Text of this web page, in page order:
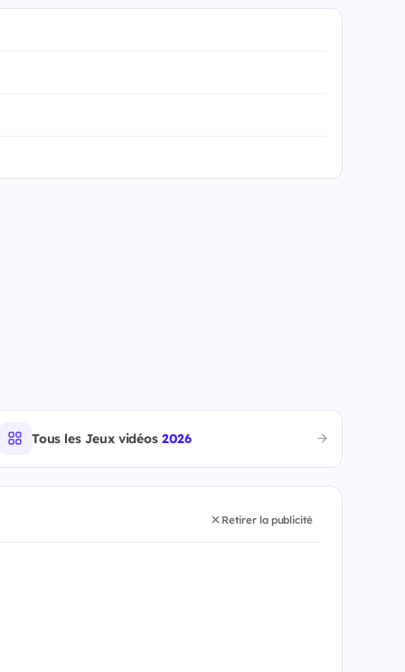
Tous les Jeux vidéos2026
Retirer la publicité